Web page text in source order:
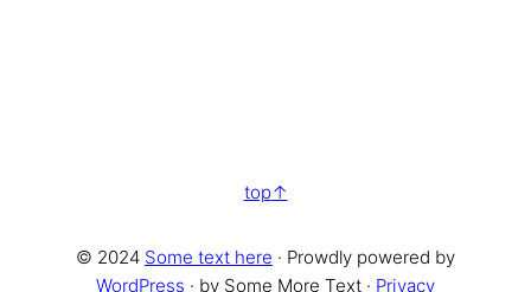
© 2024 Some text here · Prowdly powered by
WordPress · by Some More Text · Privacy
top